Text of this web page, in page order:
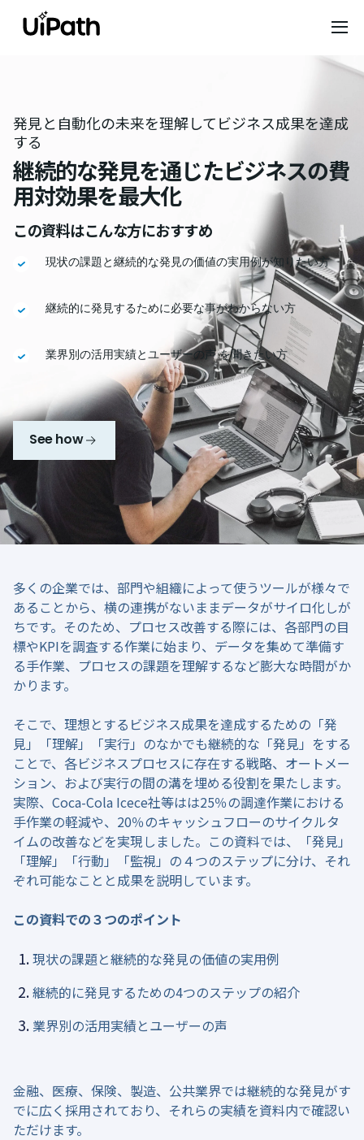
発見と自動化の未来を理解してビジネス成果を達成
する
継続的な発見を通じたビジネスの費
用対効果を最大化
この資料はこんな方におすすめ
現状の課題と継続的な発見の価値の実用例が知りたい方
継続的に発見するために必要な事がわからない方
業界別の活用実績とユーザーの声 を聞きたい方
See how
多くの企業では、部門や組織によって使うツールが様々で
あることから、横の連携がないままデータがサイロ化しが
ちです。そのため、プロセス改善する際には、各部門の目
標やKPIを調査する作業に始まり、データを集めて準備す
る手作業、プロセスの課題を理解するなど膨大な時間がか
かります。
そこで、理想とするビジネス成果を達成するための「発
見」「理解」「実行」のなかでも継続的な「発見」をする
ことで、各ビジネスプロセスに存在する戦略、オートメー
ション、および実行の間の溝を埋める役割を果たします。
実際、Coca-Cola Icece社等はは25％の調達作業における
手作業の軽減や、20％のキャッシュフローのサイクルタ
イムの改善などを実現しました。この資料では、「発見」
「理解」「行動」「監視」の４つのステップに分け、それ
ぞれ可能なことと成果を説明しています。
この資料での３つのポイント
現状の課題と継続的な発見の価値の実用例
継続的に発見するための4つのステップの紹介
業界別の活用実績とユーザーの声
金融、医療、保険、製造、公共業界では継続的な発見がす
でに広く採用されており、それらの実績を資料内で確認い
ただけます。